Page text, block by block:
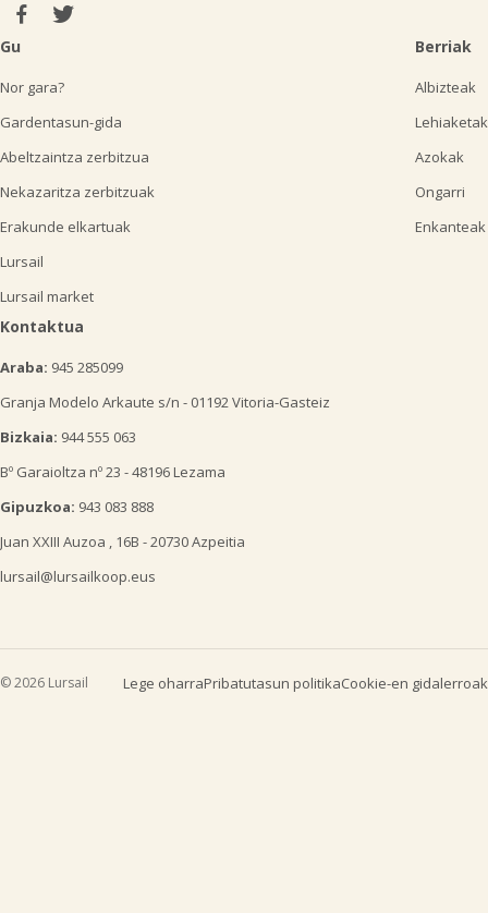
Gu
Nor gara?
Gardentasun-gida
Abeltzaintza zerbitzua
Nekazaritza zerbitzuak
Erakunde elkartuak
Lursail
Lursail market
Berriak
Albizteak
Lehiaketak
Azokak
Ongarri
Enkanteak
Kontaktua
Araba: 945 285099
Granja Modelo Arkaute s/n - 01192 Vitoria-Gasteiz
Bizkaia: 944 555 063
Bº Garaioltza nº 23 - 48196 Lezama
Gipuzkoa: 943 083 888
Juan XXIII Auzoa , 16B - 20730 Azpeitia
lursail@lursailkoop.eus
© 2026 Lursail Lege oharraPribatutasun politikaCookie-en gidalerroak